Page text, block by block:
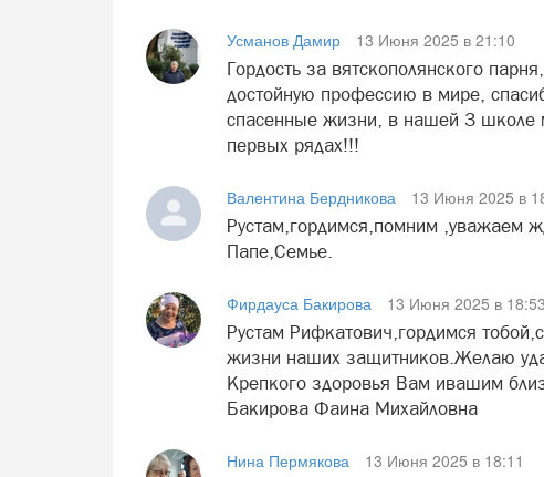
Усманов Дамир
13 Июня 2025 в 21:10
Гордость за вятскополянского
достойную профессию в мире,
спасенные жизни, в нашей 3 школе
первых рядах!!!
Валентина Бердникова
13 Июня 2025 в
Рустам,гордимся,помним ,уважаем
Папе,Семье.
Фирдауса Бакирова
13 Июня 2025 в 18:53
Рустам Рифкатович,гордимся
жизни наших защитников.Желаю
Крепкого здоровья Вам ивашим
Бакирова Фаина Михайловна
Нина Пермякова
13 Июня 2025 в 18:11